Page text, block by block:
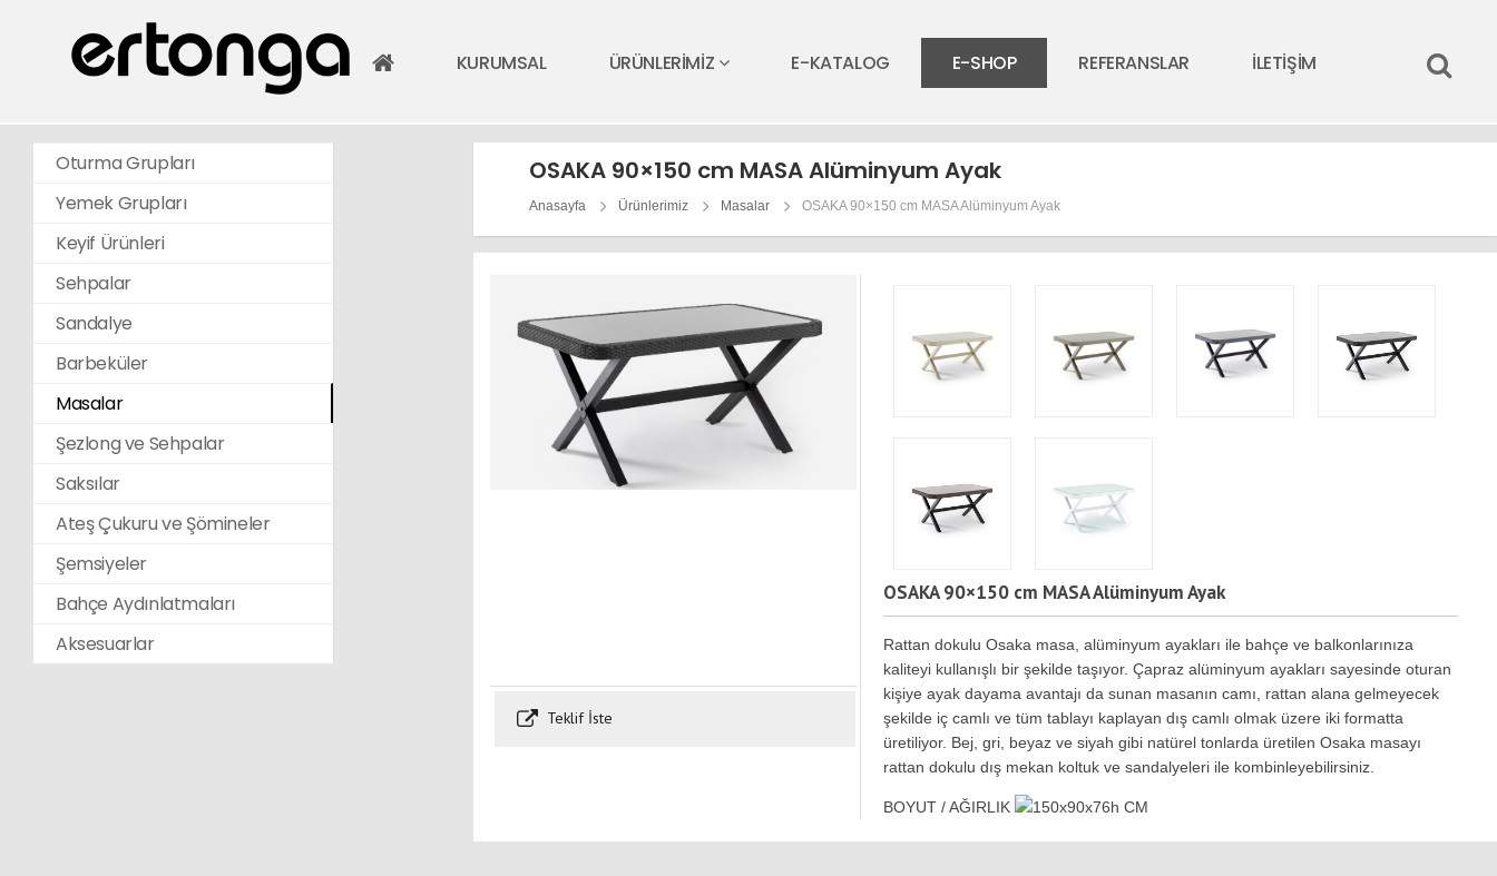
KURUMSAL ÜRÜNLERİMİZ E-KATALOG E-SHOP REFERANSLAR İLETİŞİM
Oturma Grupları
Yemek Grupları
Keyif Ürünleri
Sehpalar
Sandalye
Barbeküler
Masalar
Şezlong ve Sehpalar
Saksılar
Ateş Çukuru ve Şömineler
Şemsiyeler
Bahçe Aydınlatmaları
Aksesuarlar
OSAKA 90×150 cm MASA Alüminyum Ayak
Anasayfa Ürünlerimiz Masalar OSAKA 90×150 cm MASA Alüminyum Ayak
Teklif İste
OSAKA 90×150 cm MASA Alüminyum Ayak
Rattan dokulu Osaka masa, alüminyum ayakları ile bahçe ve balkonlarınıza
kaliteyi kullanışlı bir şekilde taşıyor. Çapraz alüminyum ayakları sayesinde oturan
kişiye ayak dayama avantajı da sunan masanın camı, rattan alana gelmeyecek
şekilde iç camlı ve tüm tablayı kaplayan dış camlı olmak üzere iki formatta
üretiliyor. Bej, gri, beyaz ve siyah gibi natürel tonlarda üretilen Osaka masayı
rattan dokulu dış mekan koltuk ve sandalyeleri ile kombinleyebilirsiniz.
BOYUT / AĞIRLIK 150x90x76h CM